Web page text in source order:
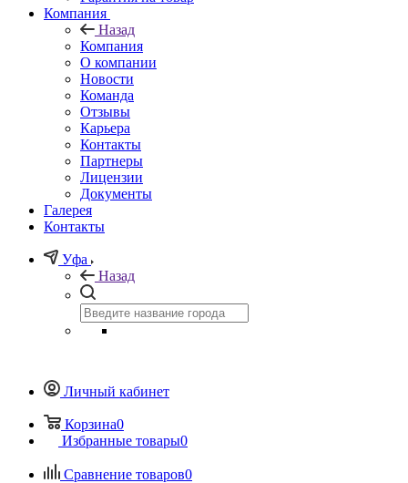
Компания
Назад
Компания
О компании
Новости
Команда
Отзывы
Карьера
Контакты
Партнеры
Лицензии
Документы
Галерея
Контакты
Уфа
Назад
Личный кабинет
Корзина0
Избранные товары0
Сравнение товаров0